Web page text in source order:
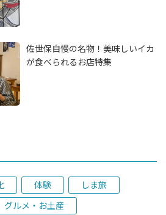
佐世保自慢の名物！美味しいイカ
が食べられるお店特集
体験
しま旅
グルメ・お土産